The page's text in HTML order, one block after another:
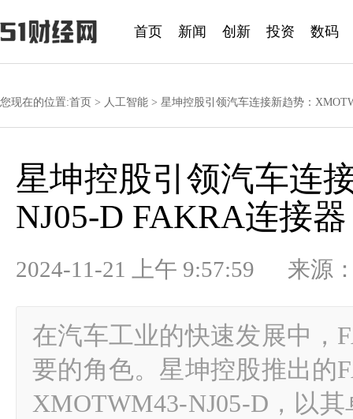
首页 新闻 创新 投资 数码
您现在的位置:首页 > 人工智能 > 星坤控股引领汽车连接新趋势：
星坤控股引领汽车连
NJ05-D FAKRA连接
2024-11-21 上午 9:57:59 来源
在汽车工业的快速发展中，
要的角色。星坤控股推出的
XMOTWM43-NJ05-D，以